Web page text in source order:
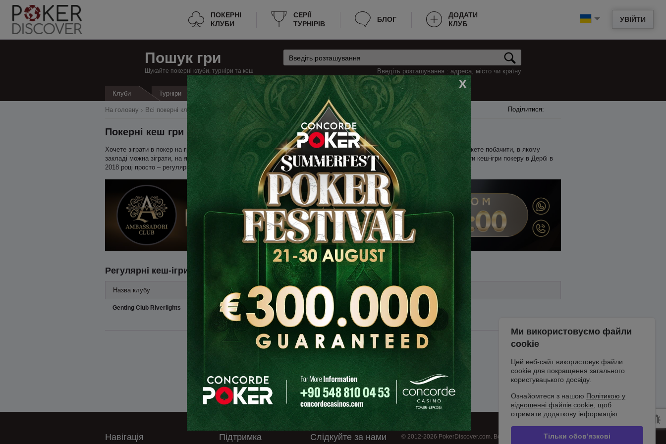
УВІЙТИ
ПОКЕРНІ
КЛУБИ
CЕРІЇ
ТУРНІРІВ
БЛОГ
ДОДАТИ
КЛУБ
Пошук гри
Шукайте покерні клуби, турніри та кеш Введіть розташування : адреса, місто чи країну
Клуби Турніри
x
Поділитися:
На головну Всі покерні клуби Велика Британія Кеш-ігри в Дербі, Велика Британія
Покерні кеш гри в Дербі
Хочете зіграти в покер на гроші в Дербі? Ми надаємо всю необхідну інформацію для зручності пошуку гри. Нижче ви можете побачити, в якому
закладі можна зіграти, на яких лімітах зараз йде гра, яка мінімальна та максимальна вартість входу на стіл. Тепер знайти кеш-ігри покеру в Дербі в
2018 році просто – регулярне оновлення даних дозволяє гравцям швидко знаходити місце для гри.
Регулярні кеш-ігри
Назва клубу Опис
Genting Club Riverlights
No Limit Hold 'Em (Rake 5% Capped £5)
Dealers Choice (Rake 5% , Capped £3 short handed , capped £5 6-8 players)
Cash Games with unlimited sit down (Rake 5% , Capped £7)
Навігація Підтримка Слідкуйте за нами © 2012-2026 PokerDiscover.com. Всі права захищені.
Ми використовуємо файли
cookie
Цей веб-сайт використовує файли
cookie для покращення загального
користувацького досвіду.
Ознайомтеся з нашою Політикою у
відношенні файлів cookie, щоб
отримати додаткову інформацію.
Тільки обов’язкові